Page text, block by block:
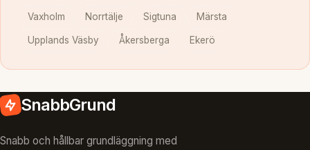
Vaxholm Norrtälje Sigtuna Märsta
Upplands Väsby Åkersberga Ekerö
SnabbGrund
Snabb och hållbar grundläggning med